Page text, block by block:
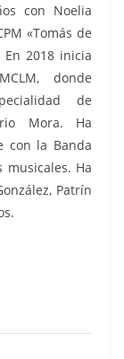
con Noelia
«Tomás de
2018 inicia
donde
de
Mora. Ha
con la Banda
musicales. Ha
Patrín